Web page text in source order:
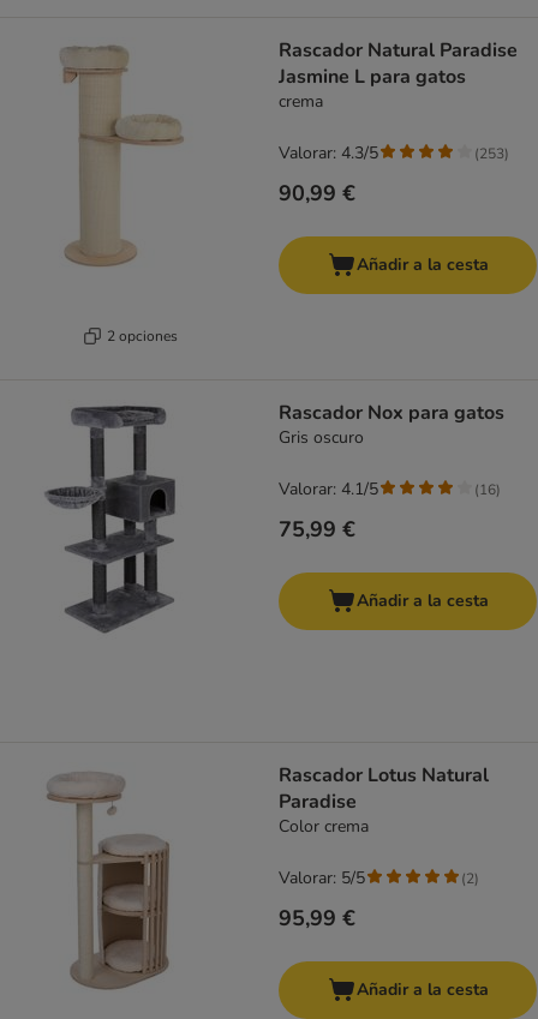
2 opciones
Rascador Natural Paradise
Jasmine L para gatos
crema
90,99 €
Valorar: 4.3/5 (253)
Añadir a la cesta
Rascador Nox para gatos
Gris oscuro
75,99 €
Valorar: 4.1/5 (16)
Añadir a la cesta
Rascador Lotus Natural
Paradise
Color crema
95,99 €
Valorar: 5/5 (2)
Añadir a la cesta